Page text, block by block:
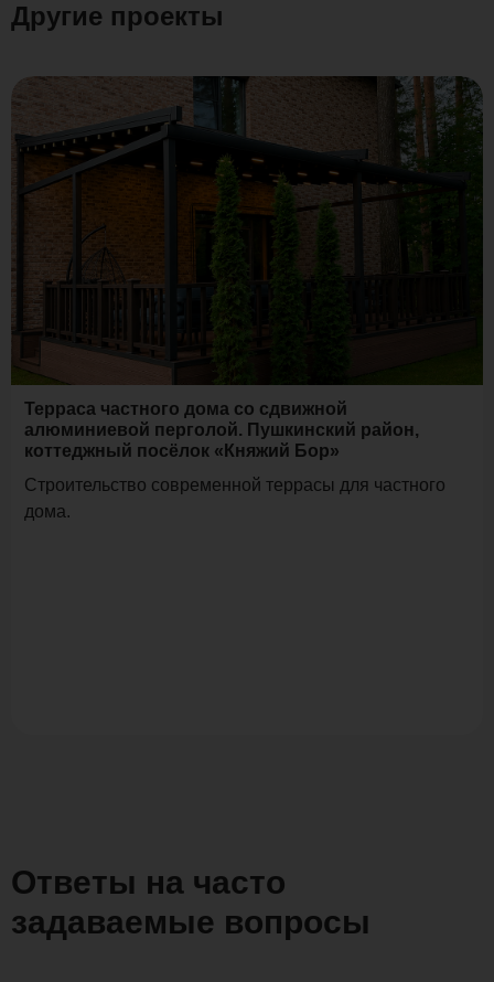
Другие проекты
Терраса частного дома со сдвижной
алюминиевой перголой. Пушкинский район,
коттеджный посёлок «Княжий Бор»
Строительство современной террасы для частного
дома.
Ответы на часто
задаваемые вопросы